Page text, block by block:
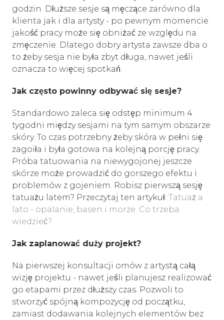
godzin. Dłuższe sesje są męczące zarówno dla
klienta jak i dla artysty - po pewnym momencie
jakość pracy może się obniżać ze względu na
zmęczenie. Dlatego dobry artysta zawsze dba o
to żeby sesja nie była zbyt długa, nawet jeśli
oznacza to więcej spotkań.
Jak często powinny odbywać się sesje?
Standardowo zaleca się odstęp minimum 4
tygodni między sesjami na tym samym obszarze
skóry. To czas potrzebny żeby skóra w pełni się
zagoiła i była gotowa na kolejną porcję pracy.
Próba tatuowania na niewygojonej jeszcze
skórze może prowadzić do gorszego efektu i
problemów z gojeniem. Robisz pierwszą sesję
tatuażu latem? Przeczytaj ten artykuł: Tatuaż a
lato - opalanie, basen i morze. Co trzeba
wiedzieć?
Jak zaplanować duży projekt?
Na pierwszej konsultacji omów z artystą całą
wizję projektu - nawet jeśli planujesz realizować
go etapami przez dłuższy czas. Pozwoli to
stworzyć spójną kompozycję od początku,
zamiast dodawania kolejnych elementów bez